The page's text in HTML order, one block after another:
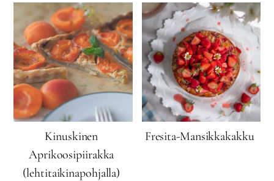
Kinuskinen
Aprikoosipiirakka
(lehtitaikinapohjalla)
Fresita-Mansikkakakku